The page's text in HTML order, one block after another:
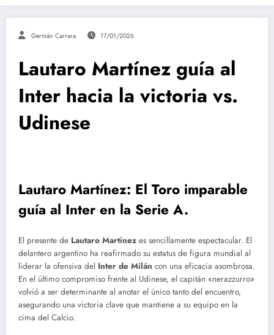
Germán Carrara 17/01/2026
Lautaro Martínez guía al
Inter hacia la victoria vs.
Udinese
Lautaro Martínez: El Toro imparable
guía al Inter en la Serie A.
El presente de Lautaro Martínez es sencillamente espectacular. El
delantero argentino ha reafirmado su estatus de figura mundial al
liderar la ofensiva del Inter de Milán con una eficacia asombrosa.
En el último compromiso frente al Udinese, el capitán «nerazzurro»
volvió a ser determinante al anotar el único tanto del encuentro,
asegurando una victoria clave que mantiene a su equipo en la
cima del Calcio.